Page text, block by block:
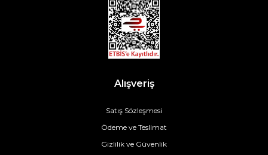
Alışveriş
Satış Sözleşmesi
Ödeme ve Teslimat
Gizlilik ve Güvenlik